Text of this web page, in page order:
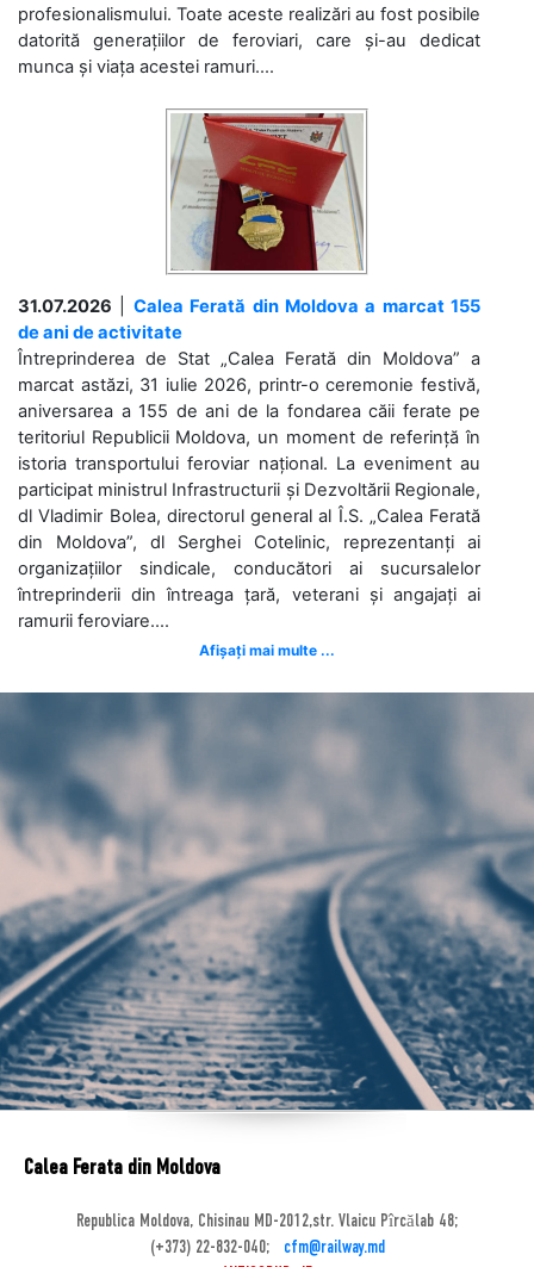
profesionalismului. Toate aceste realizări au fost posibile
datorită generațiilor de feroviari, care și-au dedicat
munca și viața acestei ramuri....
31.07.2026
Calea Ferată din Moldova a marcat 155
de ani de activitate
Întreprinderea de Stat „Calea Ferată din Moldova” a
marcat astăzi, 31 iulie 2026, printr-o ceremonie festivă,
aniversarea a 155 de ani de la fondarea căii ferate pe
teritoriul Republicii Moldova, un moment de referință în
istoria transportului feroviar național. La eveniment au
participat ministrul Infrastructurii și Dezvoltării Regionale,
dl Vladimir Bolea, directorul general al Î.S. „Calea Ferată
din Moldova”, dl Serghei Cotelinic, reprezentanți ai
organizațiilor sindicale, conducători ai sucursalelor
întreprinderii din întreaga țară, veterani și angajați ai
ramurii feroviare....
Afișați mai multe ...
Calea Ferata din Moldova
Republica Moldova, Chisinau MD-2012,str. Vlaicu Pîrcălab 48;
(+373) 22-832-040;
cfm@railway.md